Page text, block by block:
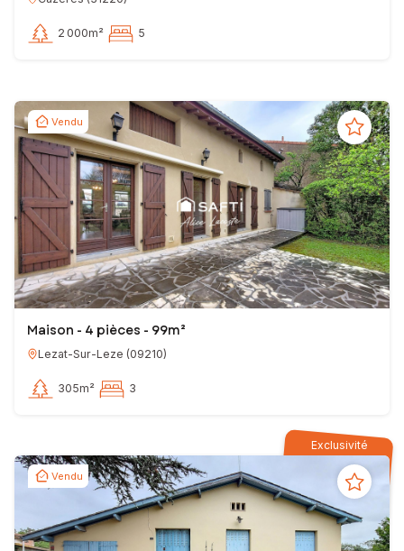
2 000m² 5
Vendu
Maison - 4 pièces - 99m²
Lezat-Sur-Leze (09210)
305m² 3
Exclusivité
Vendu